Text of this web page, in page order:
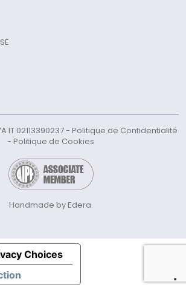
IT 02113390237 - Politique de Confidentialité
- Politique de Cookies
Handmade by Edera.
Choices